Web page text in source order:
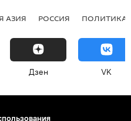
АЗИЯ РОССИЯ ПОЛИТИКА
Дзен VK